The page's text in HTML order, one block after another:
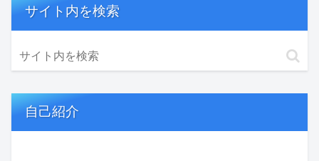
サイト内を検索
自己紹介